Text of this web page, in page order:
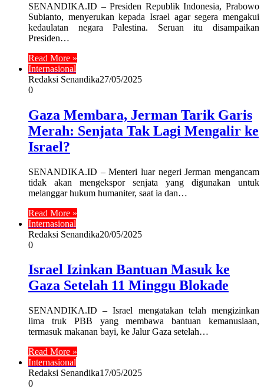
SENANDIKA.ID – Presiden Republik Indonesia, Prabowo
Subianto, menyerukan kepada Israel agar segera mengakui
kedaulatan negara Palestina. Seruan itu disampaikan
Presiden…
Read More »
Internasional
Redaksi Senandika27/05/2025
0
Gaza Membara, Jerman Tarik Garis
Merah: Senjata Tak Lagi Mengalir ke
Israel?
SENANDIKA.ID – Menteri luar negeri Jerman mengancam
tidak akan mengekspor senjata yang digunakan untuk
melanggar hukum humaniter, saat ia dan…
Read More »
Internasional
Redaksi Senandika20/05/2025
0
Israel Izinkan Bantuan Masuk ke
Gaza Setelah 11 Minggu Blokade
SENANDIKA.ID – Israel mengatakan telah mengizinkan
lima truk PBB yang membawa bantuan kemanusiaan,
termasuk makanan bayi, ke Jalur Gaza setelah…
Read More »
Internasional
Redaksi Senandika17/05/2025
0